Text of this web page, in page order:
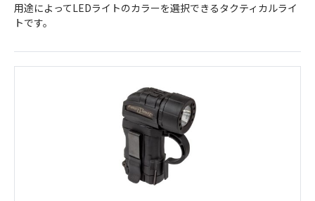
用途によってLEDライトのカラーを選択できるタクティカルライ
トです。